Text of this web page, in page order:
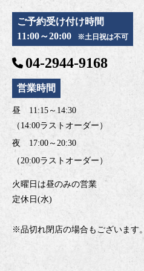
ご予約受け付け時間
11:00～20:00
※土日祝は不可
04-2944-9168
営業時間
昼 11:15～14:30
（14:00ラストオーダー）
夜 17:00～20:30
（20:00ラストオーダー）
火曜日は昼のみの営業
定休日(水)
※品切れ閉店の場合もございます。